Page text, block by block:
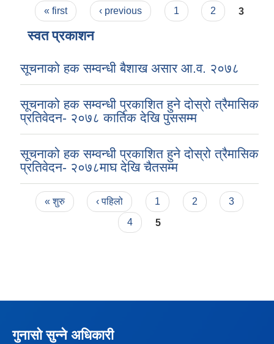
Pages
« first ‹ previous 1 2 3
स्वत प्रकाशन
सूचनाको हक सम्वन्धी बैशाख असार आ.व. २०७८
सूचनाको हक सम्वन्धी प्रकाशित हुने दोस्रो त्रैमासिक
प्रतिवेदन- २०७८ कार्तिक देखि पुससम्म
सूचनाको हक सम्वन्धी प्रकाशित हुने दोस्रो त्रैमासिक
प्रतिवेदन- २०७८माघ देखि चैतसम्म
Pages
« शुरु ‹ पहिलो 1 2
3
4
5
गुनासो सुन्ने अधिकारी